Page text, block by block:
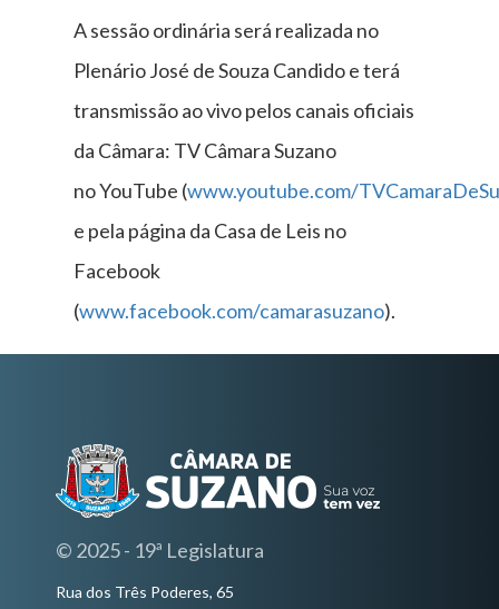
A sessão ordinária será realizada no
Plenário José de Souza Candido e terá
transmissão ao vivo pelos canais oficiais
da Câmara: TV Câmara Suzano
no YouTube (www.youtube.com/
e pela página da Casa de Leis no
Facebook
(www.facebook.com/camarasuzano).
© 2025 - 19ª Legislatura
Rua dos Três Poderes, 65